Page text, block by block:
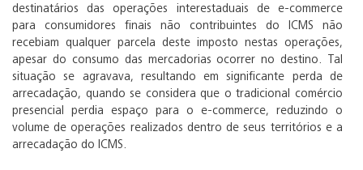
destinatários das operações interestaduais de e-commerce
para consumidores finais não contribuintes do ICMS não
recebiam qualquer parcela deste imposto nestas operações,
apesar do consumo das mercadorias ocorrer no destino. Tal
situação se agravava, resultando em significante perda de
arrecadação, quando se considera que o tradicional comércio
presencial perdia espaço para o e-commerce, reduzindo o
volume de operações realizados dentro de seus territórios e a
arrecadação do ICMS.